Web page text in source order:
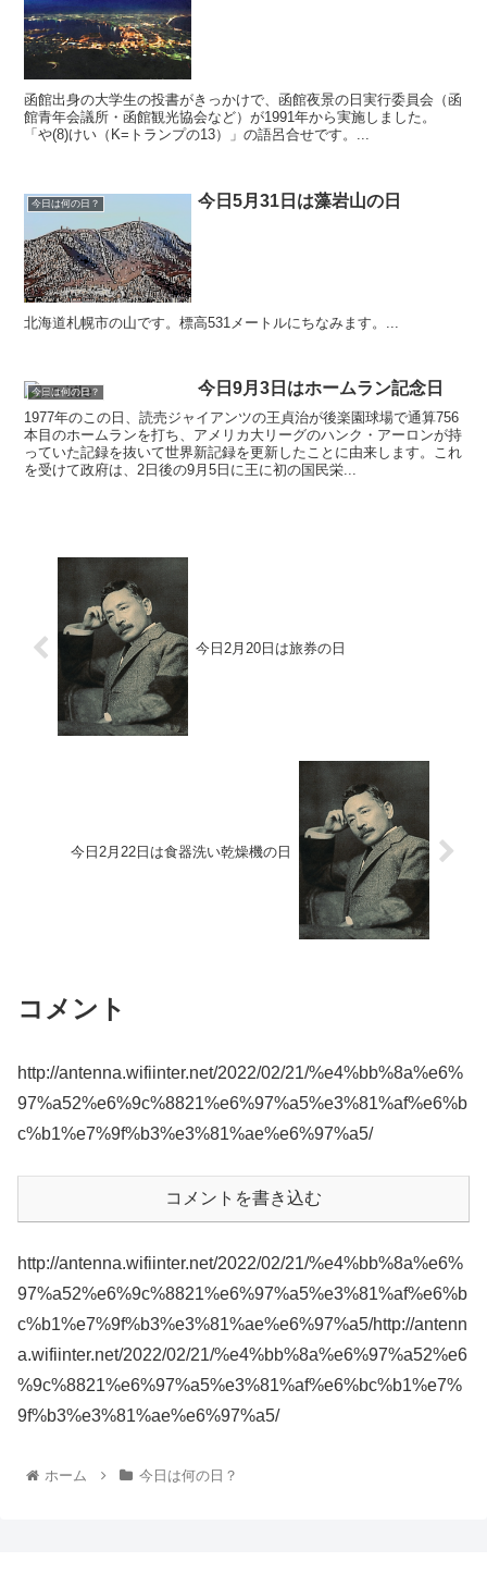
函館出身の大学生の投書がきっかけで、函館夜景の日実行委員会（函
館青年会議所・函館観光協会など）が1991年から実施しました。
「や(8)けい（K=トランプの13）」の語呂合せです。...
今日は何の日？ 今日5月31日は藻岩山の日
北海道札幌市の山です。標高531メートルにちなみます。...
今日は何の日？ 今日9月3日はホームラン記念日
1977年のこの日、読売ジャイアンツの王貞治が後楽園球場で通算756
本目のホームランを打ち、アメリカ大リーグのハンク・アーロンが持
っていた記録を抜いて世界新記録を更新したことに由来します。これ
を受けて政府は、2日後の9月5日に王に初の国民栄...
今日2月20日は旅券の日
今日2月22日は食器洗い乾燥機の日
コメント
http://antenna.wifiinter.net/2022/02/21/%e4%bb%8a%e6%
97%a52%e6%9c%8821%e6%97%a5%e3%81%af%e6%b
c%b1%e7%9f%b3%e3%81%ae%e6%97%a5/
コメントを書き込む
http://antenna.wifiinter.net/2022/02/21/%e4%bb%8a%e6%
97%a52%e6%9c%8821%e6%97%a5%e3%81%af%e6%b
c%b1%e7%9f%b3%e3%81%ae%e6%97%a5/http://antenn
a.wifiinter.net/2022/02/21/%e4%bb%8a%e6%97%a52%e6
%9c%8821%e6%97%a5%e3%81%af%e6%bc%b1%e7%
9f%b3%e3%81%ae%e6%97%a5/
ホーム 今日は何の日？